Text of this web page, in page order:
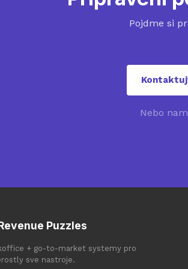
Pojdme si
Nebo
Puzzles
+ go-to-market systemy pro
sve nastroje.